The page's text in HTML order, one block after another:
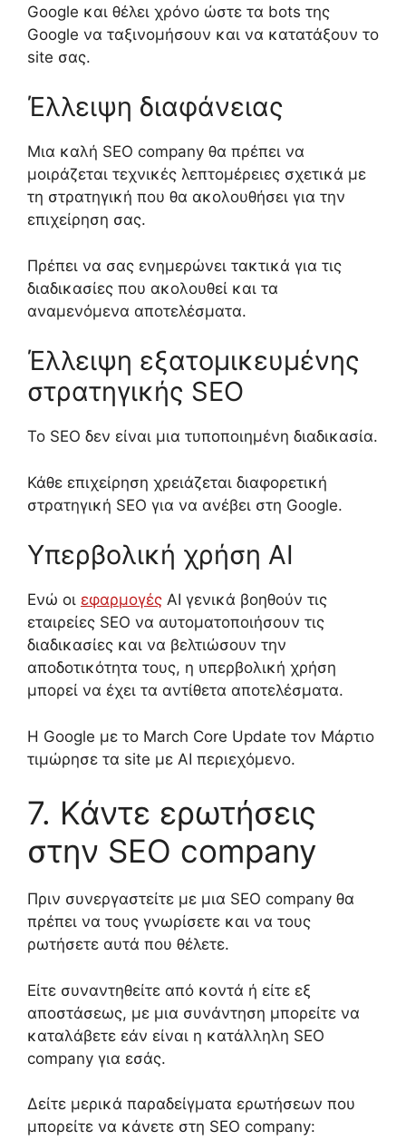
Google και θέλει χρόνο ώστε τα bots της
Google να ταξινομήσουν και να κατατάξουν το
site σας.
Έλλειψη διαφάνειας
Μια καλή SEO company θα πρέπει να
μοιράζεται τεχνικές λεπτομέρειες σχετικά με
τη στρατηγική που θα ακολουθήσει για την
επιχείρηση σας.
Πρέπει να σας ενημερώνει τακτικά για τις
διαδικασίες που ακολουθεί και τα
αναμενόμενα αποτελέσματα.
Έλλειψη εξατομικευμένης
στρατηγικής SEO
Το SEO δεν είναι μια τυποποιημένη διαδικασία.
Κάθε επιχείρηση χρειάζεται διαφορετική
στρατηγική SEO για να ανέβει στη Google.
Υπερβολική χρήση AI
Ενώ οι εφαρμογές AI γενικά βοηθούν τις
εταιρείες SEO να αυτοματοποιήσουν τις
διαδικασίες και να βελτιώσουν την
αποδοτικότητα τους, η υπερβολική χρήση
μπορεί να έχει τα αντίθετα αποτελέσματα.
Η Google με το March Core Update τον Μάρτιο
τιμώρησε τα site με AI περιεχόμενο.
7. Κάντε ερωτήσεις
στην SEO company
Πριν συνεργαστείτε με μια SEO company θα
πρέπει να τους γνωρίσετε και να τους
ρωτήσετε αυτά που θέλετε.
Είτε συναντηθείτε από κοντά ή είτε εξ
αποστάσεως, με μια συνάντηση μπορείτε να
καταλάβετε εάν είναι η κατάλληλη SEO
company για εσάς.
Δείτε μερικά παραδείγματα ερωτήσεων που
μπορείτε να κάνετε στη SEO company: